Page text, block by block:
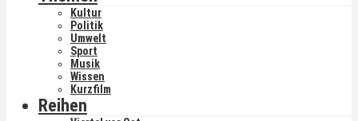
Kultur
Politik
Umwelt
Sport
Musik
Wissen
Kurzfilm
Reihen